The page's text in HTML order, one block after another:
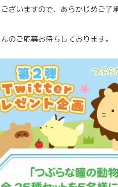
ざいますので、あらかじめご了
のご応募お待ちしております。